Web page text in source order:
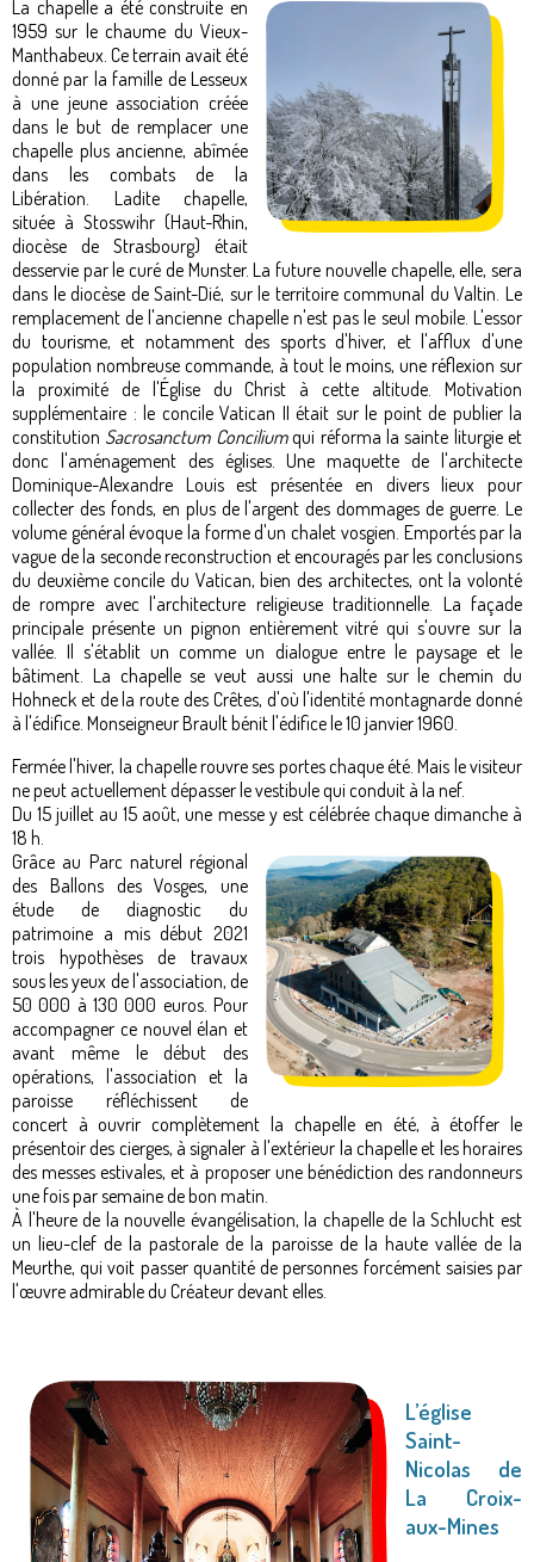
La chapelle a été construite en
1959 sur le chaume du Vieux-
Manthabeux. Ce terrain avait été
donné par la famille de Lesseux
à une jeune association créée
dans le but de remplacer une
chapelle plus ancienne, abîmée
dans les combats de la
Libération. Ladite chapelle,
située à Stosswihr (Haut-Rhin,
diocèse de Strasbourg) était
desservie par le curé de Munster. La future nouvelle chapelle, elle, sera
dans le diocèse de Saint-Dié, sur le territoire communal du Valtin. Le
remplacement de l'ancienne chapelle n'est pas le seul mobile. L'essor
du tourisme, et notamment des sports d'hiver, et l'afflux d'une
population nombreuse commande, à tout le moins, une réflexion sur
la proximité de l'Église du Christ à cette altitude. Motivation
supplémentaire : le concile Vatican II était sur le point de publier la
constitution Sacrosanctum Conciliumqui réforma la sainte liturgie et
donc l'aménagement des églises. Une maquette de l'architecte
Dominique-Alexandre Louis est présentée en divers lieux pour
collecter des fonds, en plus de l'argent des dommages de guerre. Le
volume général évoque la forme d'un chalet vosgien. Emportés par la
vague de la seconde reconstruction et encouragés par les conclusions
du deuxième concile du Vatican, bien des architectes, ont la volonté
de rompre avec l'architecture religieuse traditionnelle. La façade
principale présente un pignon entièrement vitré qui s'ouvre sur la
vallée. Il s'établit un comme un dialogue entre le paysage et le
bâtiment. La chapelle se veut aussi une halte sur le chemin du
Hohneck et de la route des Crêtes, d'où l'identité montagnarde donné
à l'édifice. Monseigneur Brault bénit l'édifice le 10 janvier 1960.
Fermée l'hiver, la chapelle rouvre ses portes chaque été. Mais le visiteur
ne peut actuellement dépasser le vestibule qui conduit à la nef.
Du 15 juillet au 15 août, une messe y est célébrée chaque dimanche à
18 h.
Grâce au Parc naturel régional
des Ballons des Vosges, une
étude de diagnostic du
patrimoine a mis début 2021
trois hypothèses de travaux
sous les yeux de l'association, de
50 000 à 130 000 euros. Pour
accompagner ce nouvel élan et
avant même le début des
opérations, l'association et la
paroisse réfléchissent de
concert à ouvrir complètement la chapelle en été, à étoffer le
présentoir des cierges, à signaler à l'extérieur la chapelle et les horaires
des messes estivales, et à proposer une bénédiction des randonneurs
une fois par semaine de bon matin.
À l'heure de la nouvelle évangélisation, la chapelle de la Schlucht est
un lieu-clef de la pastorale de la paroisse de la haute vallée de la
Meurthe, qui voit passer quantité de personnes forcément saisies par
l'œuvre admirable du Créateur devant elles.
L’église
Saint-
Nicolas de
La Croix-
aux-Mines